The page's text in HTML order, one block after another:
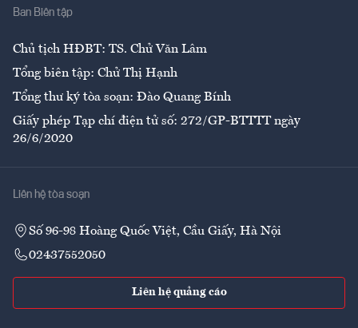
Ban Biên tập
Chủ tịch HĐBT: TS. Chử Văn Lâm
Tổng biên tập: Chử Thị Hạnh
Tổng thư ký tòa soạn: Đào Quang Bính
Giấy phép Tạp chí điện tử số: 272/GP-BTTTT ngày
26/6/2020
Liên hệ tòa soạn
Số 96-98 Hoàng Quốc Việt, Cầu Giấy, Hà Nội
02437552050
Liên hệ quảng cáo